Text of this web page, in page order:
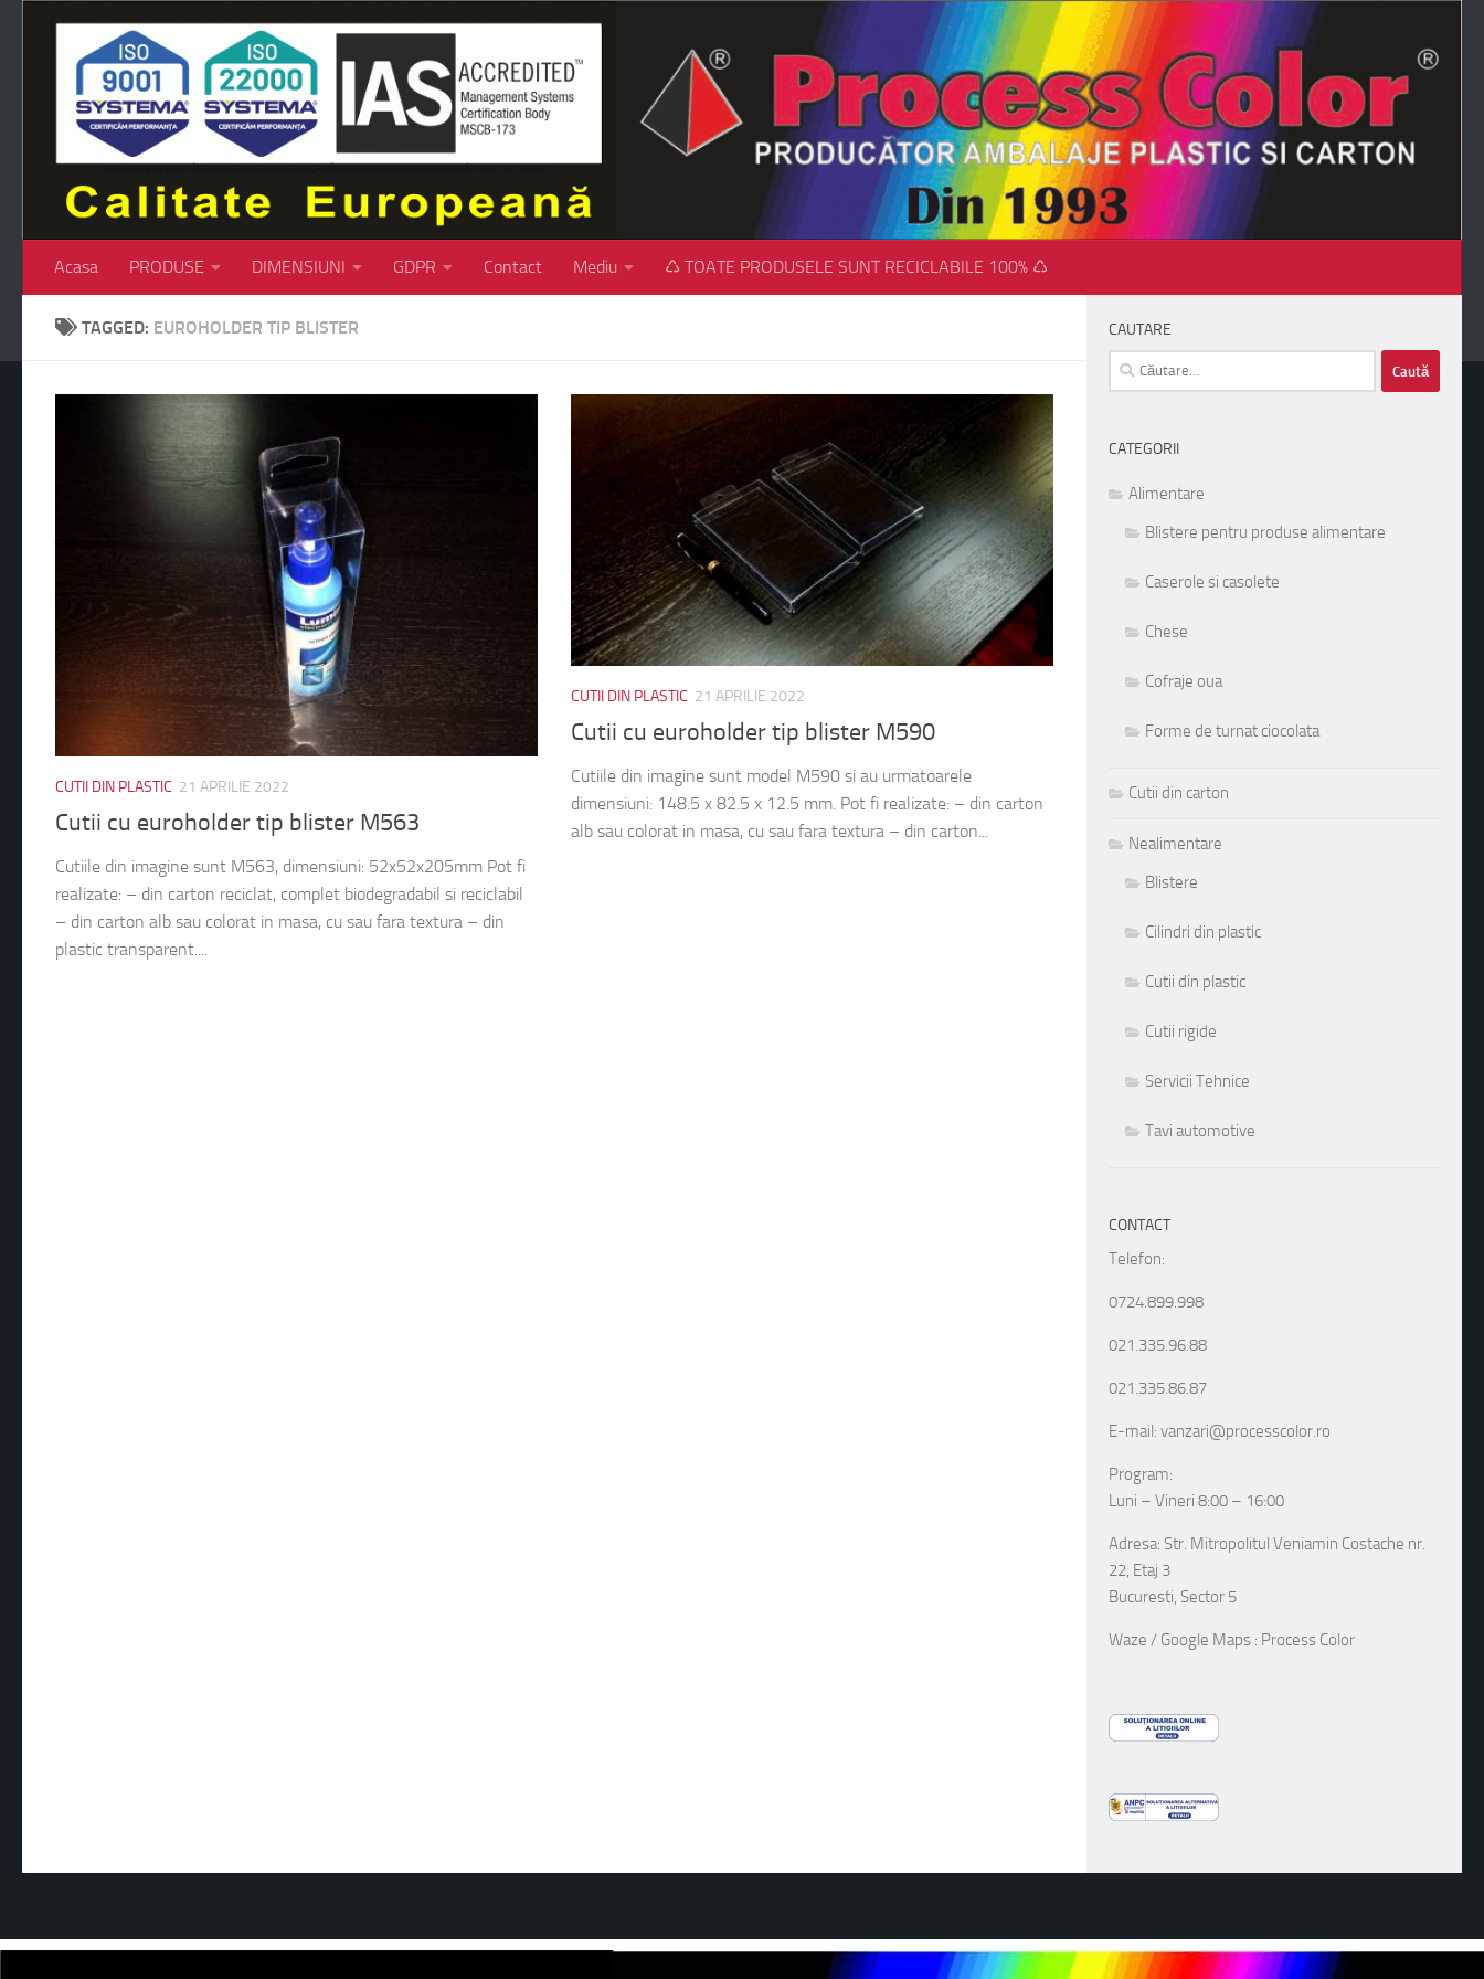
Skip to content
Acasa PRODUSE DIMENSIUNI GDPR Contact Mediu ♺ TOATE PRODUSELE SUNT RECICLABILE 100% ♺
TAGGED: EUROHOLDER TIP BLISTER
CUTII DIN PLASTIC 21 APRILIE 2022
Cutii cu euroholder tip blister M563
Cutiile din imagine sunt M563, dimensiuni: 52x52x205mm Pot fi
realizate: – din carton reciclat, complet biodegradabil si reciclabil
– din carton alb sau colorat in masa, cu sau fara textura – din
plastic transparent....
CUTII DIN PLASTIC 21 APRILIE 2022
Cutii cu euroholder tip blister M590
Cutiile din imagine sunt model M590 si au urmatoarele
dimensiuni: 148.5 x 82.5 x 12.5 mm. Pot fi realizate: – din carton
alb sau colorat in masa, cu sau fara textura – din carton...
CAUTARE
Caută
după:
CATEGORII
Alimentare
Blistere pentru produse alimentare
Caserole si casolete
Chese
Cofraje oua
Forme de turnat ciocolata
Cutii din carton
Nealimentare
Blistere
Cilindri din plastic
Cutii din plastic
Cutii rigide
Servicii Tehnice
Tavi automotive
CONTACT
Telefon:
0724.899.998
021.335.96.88
021.335.86.87
E-mail: vanzari@processcolor.ro
Program:
Luni – Vineri 8:00 – 16:00
Adresa: Str. Mitropolitul Veniamin Costache nr.
22, Etaj 3
Bucuresti, Sector 5
Waze / Google Maps : Process Color